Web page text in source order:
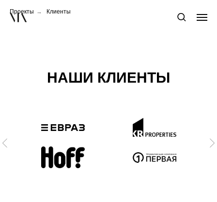
Проекты → Клиенты
НАШИ КЛИЕНТЫ